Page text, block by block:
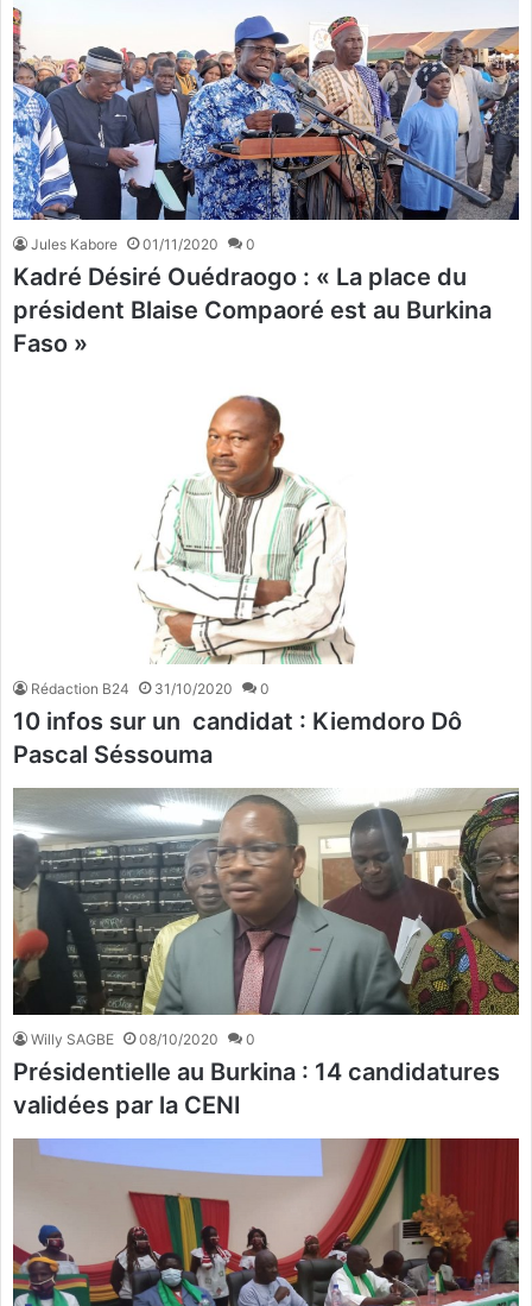
Jules Kabore 01/11/2020 0
Kadré Désiré Ouédraogo : « La place du
président Blaise Compaoré est au Burkina
Faso »
Rédaction B24 31/10/2020 0
10 infos sur un candidat : Kiemdoro Dô
Pascal Séssouma
Willy SAGBE 08/10/2020 0
Présidentielle au Burkina : 14 candidatures
validées par la CENI